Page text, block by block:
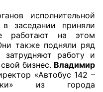
исполнительной
заседании приняли
работают на этом
также подняли ряд
затрудняют работу и
бизнес. Владимир
«Автобус 142 –
из города